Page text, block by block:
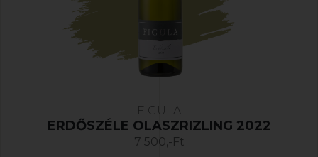
FIGULA
ERDŐSZÉLE OLASZRIZLING 2022
7 500,-Ft